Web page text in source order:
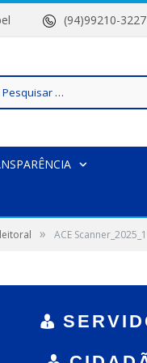
(94)99210-3227
» ACE